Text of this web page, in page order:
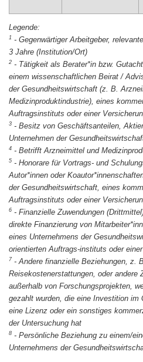
1 - Gegenwärtiger Arbeitgeber,
3 Jahre (Institution/Ort)
2 - Tätigkeit als Berater*in bzw.
einem wissenschaftlichen Beirat /
der Gesundheitswirtschaft (z. B.
Medizinproduktindustrie), eines
Auftragsinstituts oder einer
3 - Besitz von Geschäftsanteilen,
Unternehmen der
4 - Betrifft Arzneimittel und
5 - Honorare für Vortrags- und
Autor*innen oder
der Gesundheitswirtschaft, eines
Auftragsinstituts oder einer
6 - Finanzielle Zuwendungen
direkte Finanzierung von
eines Unternehmens der
orientierten Auftrags-instituts oder
7 - Andere finanzielle Beziehungen, z.
Reisekostenerstattungen, oder andere
außerhalb von Forschungsprojekten,
gezahlt wurden, die eine Investition im
eine Lizenz oder ein sonstiges
der Untersuchung hat
8 - Persönliche Beziehung zu einem/
Unternehmens der